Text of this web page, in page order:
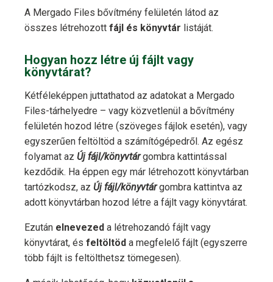
A Mergado Files bővítmény felületén látod az
összes létrehozott fájl és könyvtár listáját.
Hogyan hozz létre új fájlt vagy
könyvtárat?
Kétféleképpen juttathatod az adatokat a Mergado
Files-tárhelyedre – vagy közvetlenül a bővítmény
felületén hozod létre (szöveges fájlok esetén), vagy
egyszerűen feltöltöd a számítógépedről. Az egész
folyamat az Új fájl/könyvtárgombra kattintással
kezdődik. Ha éppen egy már létrehozott könyvtárban
tartózkodsz, az Új fájl/könyvtárgombra kattintva az
adott könyvtárban hozod létre a fájlt vagy könyvtárat.
Ezután elnevezed a létrehozandó fájlt vagy
könyvtárat, és feltöltöd a megfelelő fájlt (egyszerre
több fájlt is feltölthetsz tömegesen).